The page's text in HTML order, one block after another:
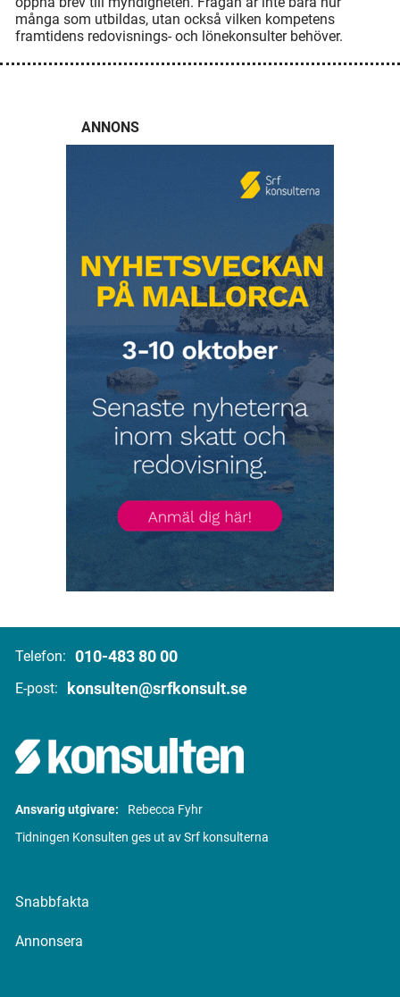
många som utbildas, utan också vilken kompetens
framtidens redovisnings- och lönekonsulter behöver.
ANNONS
Telefon: 010-483 80 00
E-post: konsulten@srfkonsult.se
Ansvarig utgivare:
Rebecca Fyhr
Tidningen Konsulten ges ut av Srf konsulterna
Snabbfakta
Annonsera